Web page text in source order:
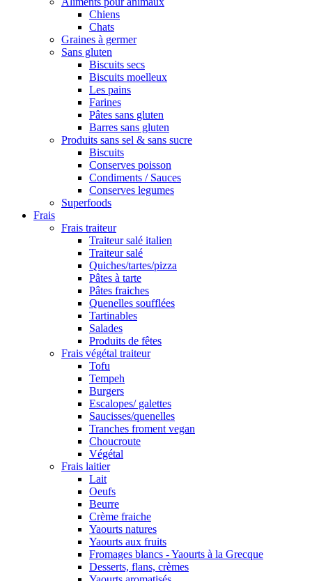
Chiens
Chats
Graines à germer
Sans gluten
Biscuits secs
Biscuits moelleux
Les pains
Farines
Pâtes sans gluten
Barres sans gluten
Produits sans sel & sans sucre
Biscuits
Conserves poisson
Condiments / Sauces
Conserves legumes
Superfoods
Frais
Frais traiteur
Traiteur salé italien
Traiteur salé
Quiches/tartes/pizza
Pâtes à tarte
Pâtes fraiches
Quenelles soufflées
Tartinables
Salades
Produits de fêtes
Frais végétal traiteur
Tofu
Tempeh
Burgers
Escalopes/ galettes
Saucisses/quenelles
Tranches froment vegan
Choucroute
Végétal
Frais laitier
Lait
Oeufs
Beurre
Crème fraiche
Yaourts natures
Yaourts aux fruits
Fromages blancs - Yaourts à la Grecque
Desserts, flans, crèmes